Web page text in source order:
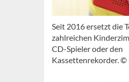
Seit 2016 ersetzt die
zahlreichen
CD-Spieler oder den
Kassettenrekorder. ©